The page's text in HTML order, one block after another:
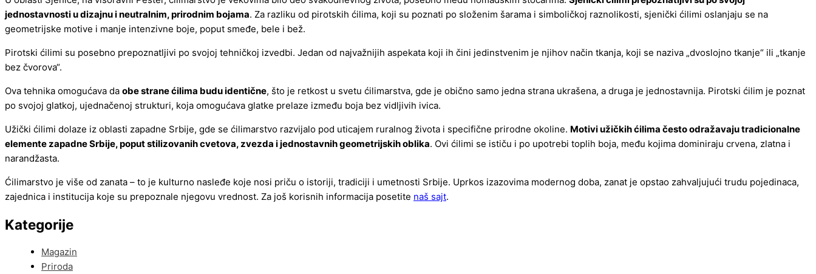
jednostavnosti u dizajnu i neutralnim, prirodnim bojama. Za razliku od pirotskih ćilima, koji su poznati po složenim šarama i simboličkoj raznolikosti, sjenički ćilimi oslanjaju se na
geometrijske motive i manje intenzivne boje, poput smeđe, bele i bež.
Pirotski ćilimi su posebno prepoznatljivi po svojoj tehničkoj izvedbi. Jedan od najvažnijih aspekata koji ih čini jedinstvenim je njihov način tkanja, koji se naziva „dvoslojno tkanje“ ili „tkanje
bez čvorova“.
Ova tehnika omogućava da obe strane ćilima budu identične, što je retkost u svetu ćilimarstva, gde je obično samo jedna strana ukrašena, a druga je jednostavnija. Pirotski ćilim je poznat
po svojoj glatkoj, ujednačenoj strukturi, koja omogućava glatke prelaze između boja bez vidljivih ivica.
Užički ćilimi dolaze iz oblasti zapadne Srbije, gde se ćilimarstvo razvijalo pod uticajem ruralnog života i specifične prirodne okoline. Motivi užičkih ćilima često odražavaju tradicionalne
elemente zapadne Srbije, poput stilizovanih cvetova, zvezda i jednostavnih geometrijskih oblika. Ovi ćilimi se ističu i po upotrebi toplih boja, među kojima dominiraju crvena, zlatna i
narandžasta.
Ćilimarstvo je više od zanata – to je kulturno nasleđe koje nosi priču o istoriji, tradiciji i umetnosti Srbije. Uprkos izazovima modernog doba, zanat je opstao zahvaljujući trudu pojedinaca,
zajednica i institucija koje su prepoznale njegovu vrednost. Za još korisnih informacija posetite naš sajt.
Kategorije
Magazin
Priroda